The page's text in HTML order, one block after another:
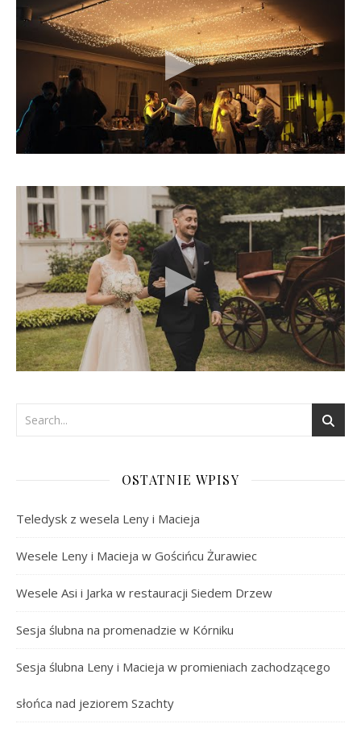
OSTATNIE WPISY
Teledysk z wesela Leny i Macieja
Wesele Leny i Macieja w Gościńcu Żurawiec
Wesele Asi i Jarka w restauracji Siedem Drzew
Sesja ślubna na promenadzie w Kórniku
Sesja ślubna Leny i Macieja w promieniach zachodzącego
słońca nad jeziorem Szachty